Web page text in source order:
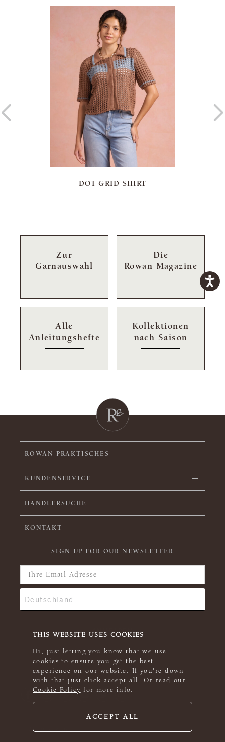
THIS WEBSITE USES COOKIES
Hi, just letting you know that we use
cookies to ensure you get the best
experience on our website. If you're down
with that just click accept all. Or read our
Cookie Policy for more info.
ACCEPT ALL
DOT GRID SHIRT
Zur
Garnauswahl
Die
Rowan Magazine
Alle
Anleitungshefte
Kollektionen
nach Saison
ROWAN PRAKTISCHES
KUNDENSERVICE
HÄNDLERSUCHE
KONTAKT
SIGN UP FOR OUR NEWSLETTER
© 2026 Rowan